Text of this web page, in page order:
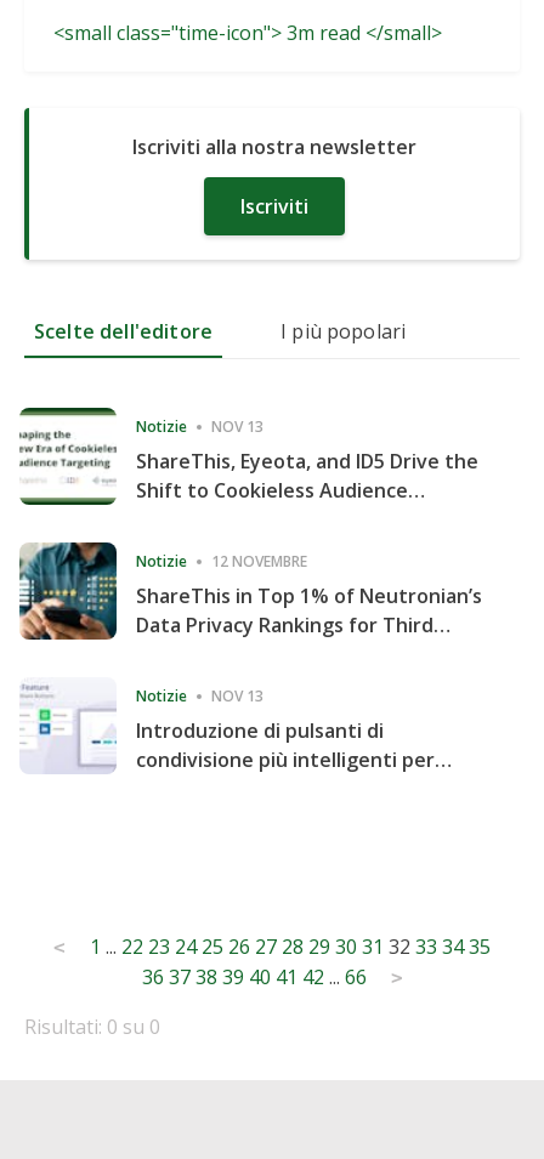
<small class="time-icon"> 3m read </small>
Iscriviti alla nostra newsletter
Iscriviti
Scelte dell'editore I più popolari
Notizie NOV 13
ShareThis, Eyeota, and ID5 Drive the
Shift to Cookieless Audience
Notizie 12 NOVEMBRE
ShareThis in Top 1% of Neutronian’s
Data Privacy Rankings for Third
Notizie NOV 13
Introduzione di pulsanti di
condivisione più intelligenti per
Posts
pagination
< 1 ... 22 23 24 25 26 27 28 29 30 31 32 33 3435
36 37 38 39 40 41 42 ... 66 >
Risultati: 0 su 0